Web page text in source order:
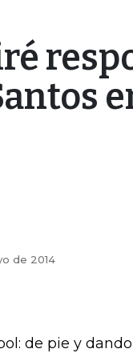
de 2014
de pie y